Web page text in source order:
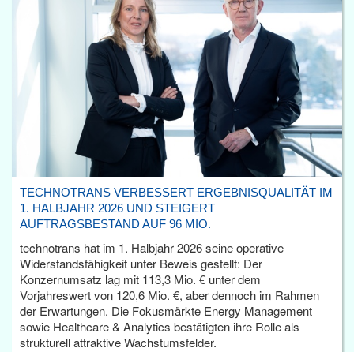
TECHNOTRANS VERBESSERT ERGEBNISQUALITÄT IM
1. HALBJAHR 2026 UND STEIGERT
AUFTRAGSBESTAND AUF 96 MIO.
technotrans hat im 1. Halbjahr 2026 seine operative
Widerstandsfähigkeit unter Beweis gestellt: Der
Konzernumsatz lag mit 113,3 Mio. € unter dem
Vorjahreswert von 120,6 Mio. €, aber dennoch im Rahmen
der Erwartungen. Die Fokusmärkte Energy Management
sowie Healthcare & Analytics bestätigten ihre Rolle als
strukturell attraktive Wachstumsfelder.